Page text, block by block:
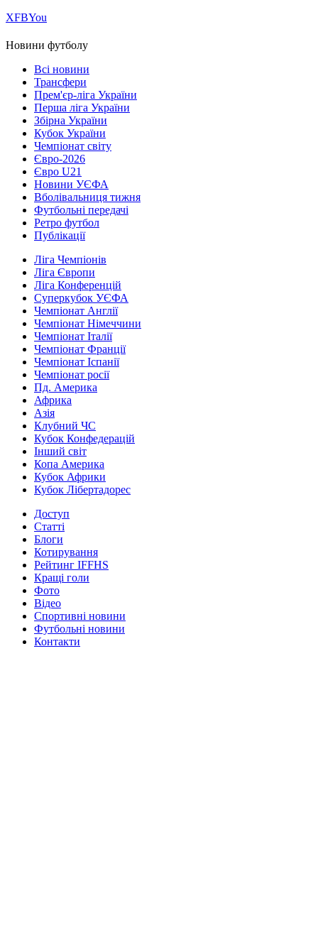
ХFBYou
Новини футболу
Всі новини
Трансфери
Прем'єр-ліга України
Перша ліга України
Збірна України
Кубок України
Чемпіонат світу
Євро-2026
Євро U21
Новини УЄФА
Вболівальниця тижня
Футбольні передачі
Ретро футбол
Публікації
Ліга Чемпіонів
Ліга Європи
Ліга Конференцій
Суперкубок УЄФА
Чемпіонат Англії
Чемпіонат Німеччини
Чемпіонат Італії
Чемпіонат Франції
Чемпіонат Іспанії
Чемпіонат росії
Пд. Америка
Африка
Азія
Клубний ЧС
Кубок Конфедерацій
Інший світ
Копа Америка
Кубок Африки
Кубок Лібертадорес
Доступ
Статті
Блоги
Котирування
Рейтинг IFFHS
Кращі голи
Фото
Відео
Спортивні новини
Футбольні новини
Контакти